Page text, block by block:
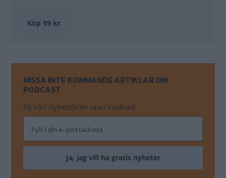
Köp 99 kr
MISSA INTE KOMMANDE ARTIKLAR OM
PODCAST
Få vårt nyhetsbrev utan kostnad